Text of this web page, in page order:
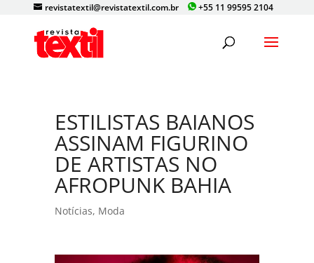
+55 11 99595 2104
revistatextil@revistatextil.com.br
ESTILISTAS BAIANOS
ASSINAM FIGURINO
DE ARTISTAS NO
AFROPUNK BAHIA
Notícias, Moda